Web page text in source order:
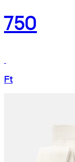
750
Ft